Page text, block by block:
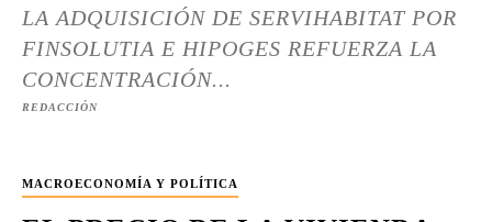
LA ADQUISICIÓN DE SERVIHABITAT POR
FINSOLUTIA E HIPOGES REFUERZA LA
CONCENTRACIÓN...
REDACCIÓN
MACROECONOMÍA Y POLÍTICA